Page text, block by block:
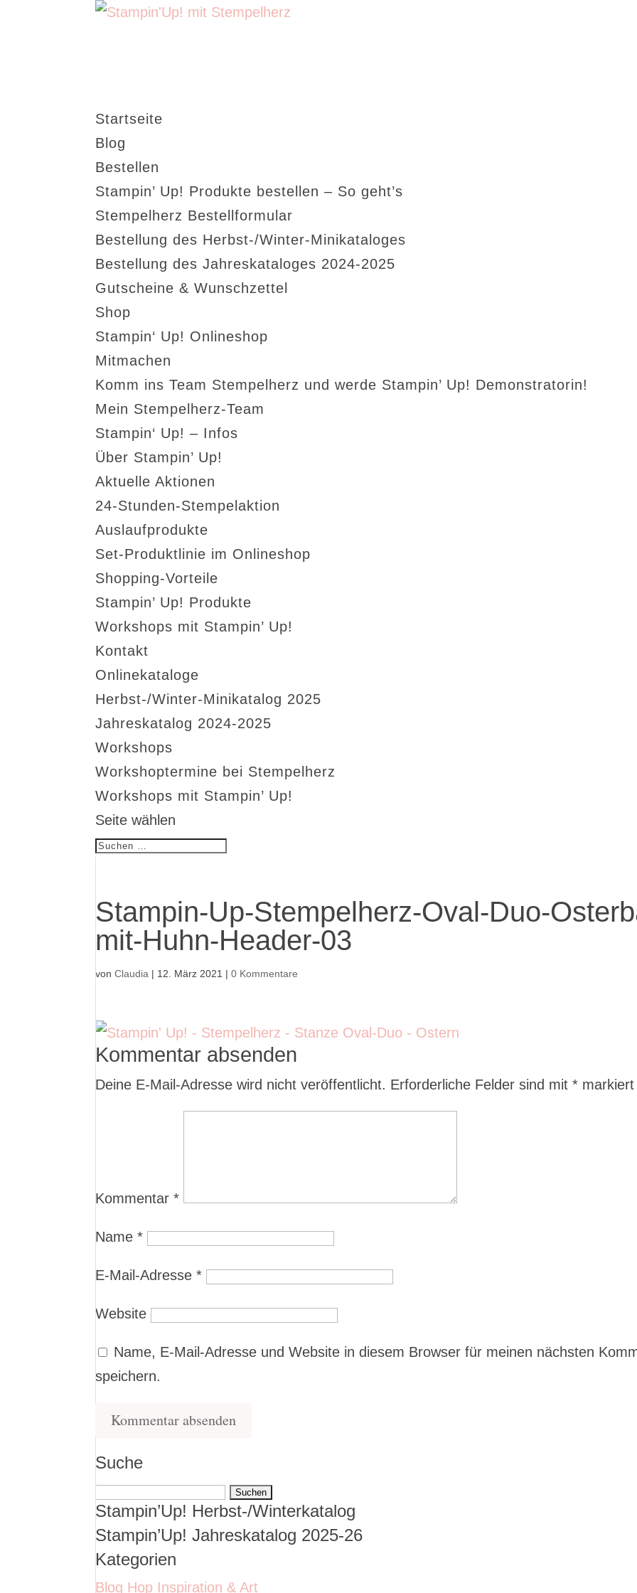
Startseite
Blog
Bestellen
Stampin’ Up! Produkte bestellen – So geht’s
Stempelherz Bestellformular
Bestellung des Herbst-/Winter-Minikataloges
Bestellung des Jahreskataloges 2024-2025
Gutscheine & Wunschzettel
Shop
Stampin‘ Up! Onlineshop
Mitmachen
Komm ins Team Stempelherz und werde Stampin’ Up! Demonstratorin!
Mein Stempelherz-Team
Stampin‘ Up! – Infos
Über Stampin’ Up!
Aktuelle Aktionen
24-Stunden-Stempelaktion
Auslaufprodukte
Set-Produktlinie im Onlineshop
Shopping-Vorteile
Stampin’ Up! Produkte
Workshops mit Stampin’ Up!
Kontakt
Onlinekataloge
Herbst-/Winter-Minikatalog 2025
Jahreskatalog 2024-2025
Workshops
Workshoptermine bei Stempelherz
Workshops mit Stampin’ Up!
Seite wählen
Stampin-Up-Stempelherz-Oval-Duo-
mit-Huhn-Header-03
vonClaudia | 12. März 2021 |0 Kommentare
Kommentar absenden
Deine E-Mail-Adresse wird nicht veröffentlicht. Erforderliche Felder sind mit* markiert
Kommentar*
Name*
E-Mail-Adresse*
Website
Name, E-Mail-Adresse und Website in diesem Browser für meinen nächsten
speichern.
Suche
Suchen
nach:
Stampin’Up! Herbst-/Winterkatalog
Stampin’Up! Jahreskatalog 2025-26
Kategorien
Blog Hop Inspiration & Art